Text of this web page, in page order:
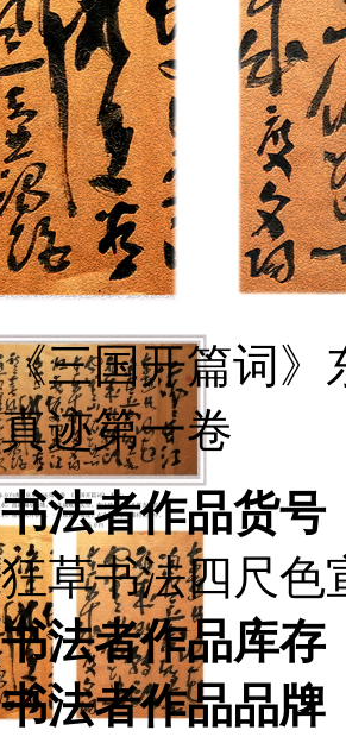
《三国开篇词》
真迹第一卷
书法者作品货号
狂草书法四尺色
书法者作品库存
书法者作品品牌